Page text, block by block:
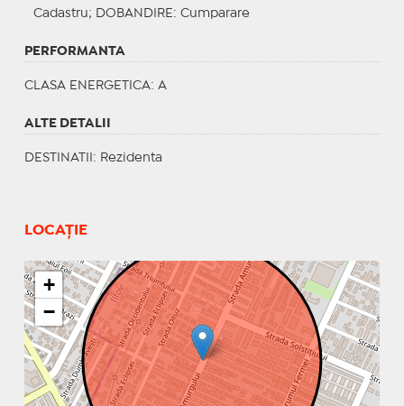
Cadastru;
DOBANDIRE : Cumparare
PERFORMANTA
CLASA ENERGETICA: A
ALTE DETALII
DESTINATII : Rezidenta
LOCAȚIE
+
−